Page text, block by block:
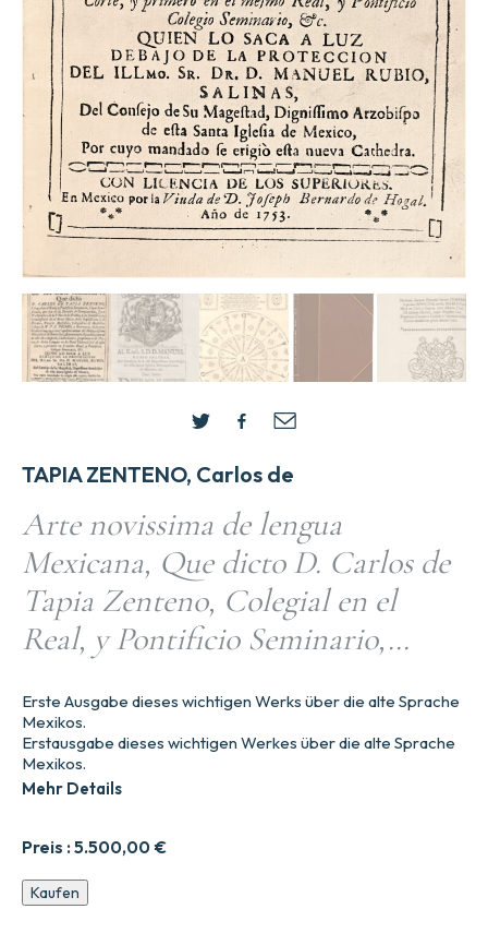
TAPIA ZENTENO, Carlos de
Arte novissima de lengua
Mexicana, Que dicto D. Carlos de
Tapia Zenteno, Colegial en el
Real, y Pontificio Seminario,…
Preis :5.500,00 €
Erste Ausgabe dieses wichtigen Werks über die alte Sprache
Mexikos.
Erstausgabe dieses wichtigen Werkes über die alte Sprache
Mexikos.
Mehr Details
Die
neueste
Kaufen